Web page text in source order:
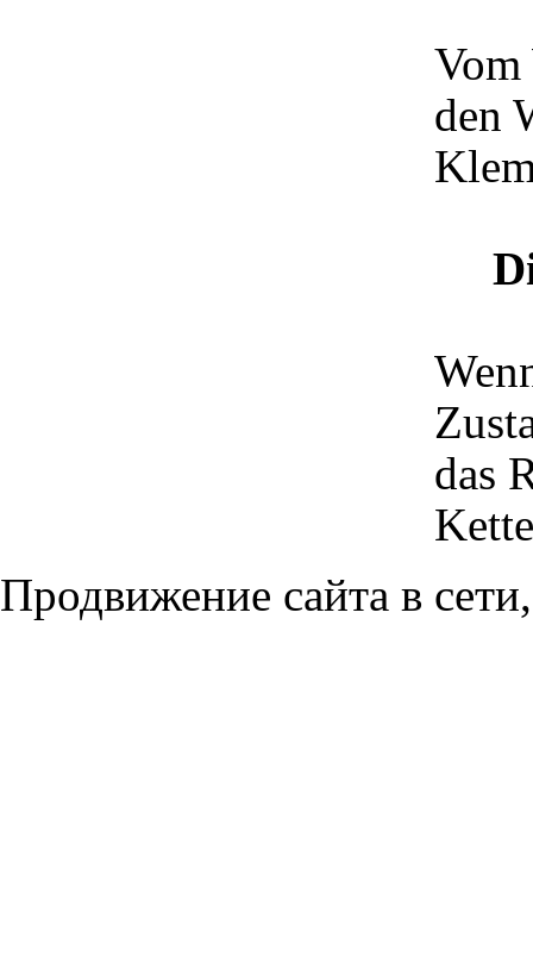
Vom
den
das
Продвижение сайта в